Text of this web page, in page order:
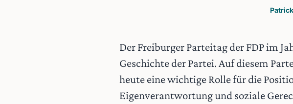
Der Freiburger Parteitag der FDP im
Geschichte der Partei. Auf diesem
heute eine wichtige Rolle für die
Eigenverantwortung und soziale